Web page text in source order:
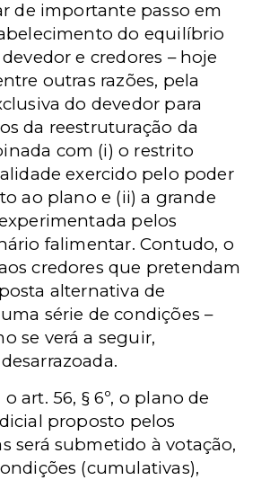
de importante passo em
do equilíbrio
e credores – hoje
outras razões, pela
do devedor para
da reestruturação da
com (i) o restrito
exercido pelo poder
ao plano e (ii) a grande
pelos
falimentar. Contudo, o
credores que pretendam
alternativa de
série de condições –
se verá a seguir,
art. 56, § 6º, o plano de
proposto pelos
será submetido à votação,
(cumulativas),